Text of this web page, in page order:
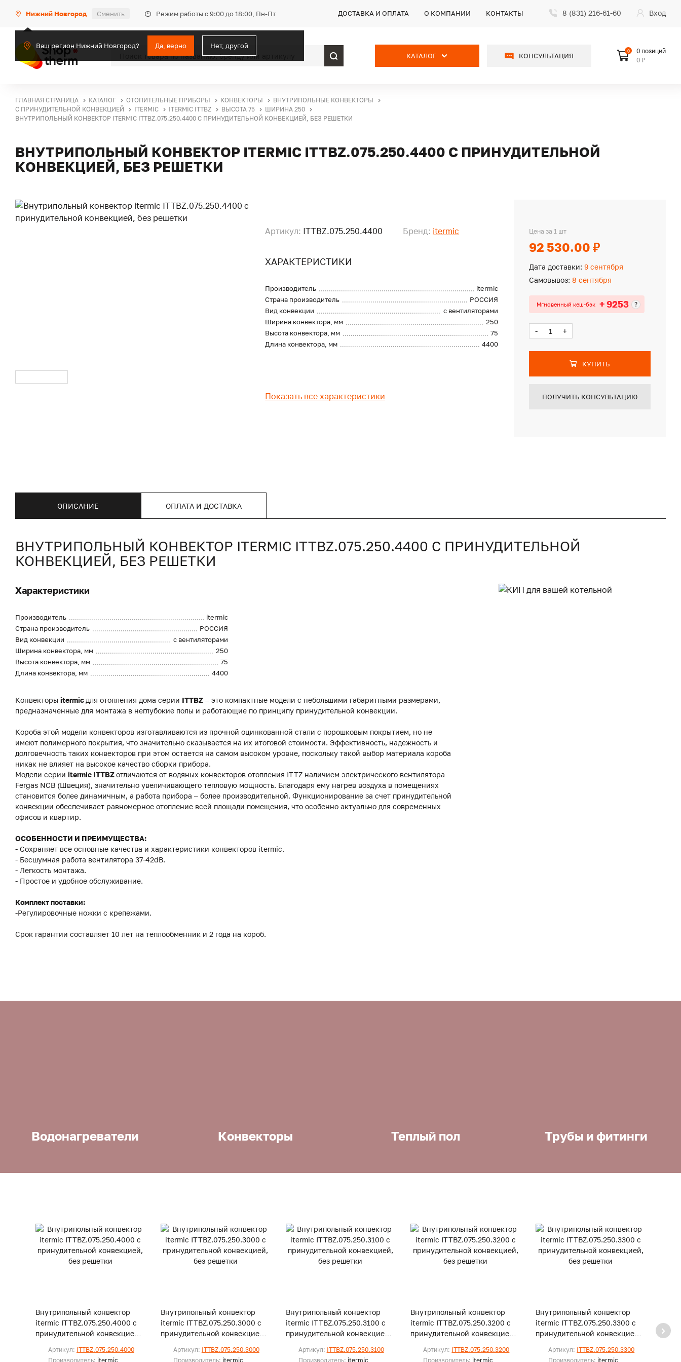
Нижний Новгород Сменить Режим работы с 9:00 до 18:00, Пн-Пт
Ваш регион Нижний Новгород? Да, верно Нет, другой
ДОСТАВКА И ОПЛАТА О КОМПАНИИ КОНТАКТЫ 8 (831) 216-61-60 Вход
КАТАЛОГ КОНСУЛЬТАЦИЯ
0
0 позиций
0 ₽
ГЛАВНАЯ СТРАНИЦА КАТАЛОГ ОТОПИТЕЛЬНЫЕ ПРИБОРЫ КОНВЕКТОРЫ
ВНУТРИПОЛЬНЫЕ КОНВЕКТОРЫ
С ПРИНУДИТЕЛЬНОЙ КОНВЕКЦИЕЙ
ITERMIC ITERMIC ITTBZ ВЫСОТА 75
ШИРИНА 250
ВНУТРИПОЛЬНЫЙ КОНВЕКТОР ITERMIC ITTBZ.075.250.4400 С ПРИНУДИТЕЛЬНОЙ КОНВЕКЦИЕЙ, БЕЗ РЕШЕТКИ
ВНУТРИПОЛЬНЫЙ КОНВЕКТОР ITERMIC ITTBZ.075.250.4400 С ПРИНУДИТЕЛЬНОЙ
КОНВЕКЦИЕЙ, БЕЗ РЕШЕТКИ
Артикул: ITTBZ.075.250.4400 Бренд: itermic
ХАРАКТЕРИСТИКИ
Производитель
itermic
Страна производитель
РОССИЯ
Вид конвекции
с вентиляторами
Ширина конвектора, мм
250
Высота конвектора, мм
75
Длина конвектора, мм
4400
Показать все характеристики
Цена за 1 шт
92 530.00 ₽
Дата доставки: 9 сентября
Самовывоз: 8 сентября
Мгновенный кеш-бэк + 9253 ?
- +
КУПИТЬ
ПОЛУЧИТЬ КОНСУЛЬТАЦИЮ
ОПИСАНИЕ ОПЛАТА И ДОСТАВКА
ВНУТРИПОЛЬНЫЙ КОНВЕКТОР ITERMIC ITTBZ.075.250.4400 С ПРИНУДИТЕЛЬНОЙ
КОНВЕКЦИЕЙ, БЕЗ РЕШЕТКИ
Характеристики
Производитель
itermic
Страна производитель
РОССИЯ
Вид конвекции
с вентиляторами
Ширина конвектора, мм
250
Высота конвектора, мм
75
Длина конвектора, мм
4400
Конвекторы itermic для отопления дома серии ITTBZ – это компактные модели с небольшими габаритными размерами,
предназначенные для монтажа в неглубокие полы и работающие по принципу принудительной конвекции.
Короба этой модели конвекторов изготавливаются из прочной оцинкованной стали с порошковым покрытием, но не
имеют полимерного покрытия, что значительно сказывается на их итоговой стоимости. Эффективность, надежность и
долговечность таких конвекторов при этом остается на самом высоком уровне, поскольку такой выбор материала короба
никак не влияет на высокое качество сборки прибора.
Модели серии itermic ITTBZотличаются от водяных конвекторов отопления ITTZ наличием электрического вентилятора
Fergas NCB (Швеция), значительно увеличивающего тепловую мощность. Благодаря ему нагрев воздуха в помещениях
становится более динамичным, а работа прибора – более производительной. Функционирование за счет принудительной
конвекции обеспечивает равномерное отопление всей площади помещения, что особенно актуально для современных
офисов и квартир.
ОСОБЕННОСТИ И ПРЕИМУЩЕСТВА:
- Сохраняет все основные качества и характеристики конвекторов itermic.
- Бесшумная работа вентилятора 37-42dB.
- Легкость монтажа.
- Простое и удобное обслуживание.
Комплект поставки:
-Регулировочные ножки с крепежами.
Срок гарантии составляет 10 лет на теплообменник и 2 года на короб.
Водонагреватели Конвекторы Теплый пол Трубы и фитинги
Внутрипольный конвектор
itermic ITTBZ.075.250.4000 с
принудительной конвекцией,
Артикул: ITTBZ.075.250.4000
Производитель: itermic
Внутрипольный конвектор
itermic ITTBZ.075.250.3000 с
принудительной конвекцией,
Артикул: ITTBZ.075.250.3000
Производитель: itermic
Внутрипольный конвектор
itermic ITTBZ.075.250.3100 с
принудительной конвекцией,
Артикул: ITTBZ.075.250.3100
Производитель: itermic
Внутрипольный конвектор
itermic ITTBZ.075.250.3200 с
принудительной конвекцией,
Артикул: ITTBZ.075.250.3200
Производитель: itermic
Внутрипольный конвектор
itermic ITTBZ.075.250.3300 с
принудительной конвекцией,
Артикул: ITTBZ.075.250.3300
Производитель: itermic